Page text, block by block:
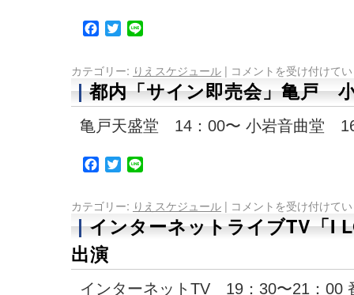
Facebook
Twitter
カテゴリー: りえスケジュール | コメントを受け付けて
都内「サイン即売会」亀戸
亀戸天盛堂 14：00〜 小岩音曲堂
Facebook
Twitter
カテゴリー: りえスケジュール | コメントを受け付けて
インターネットライブTV「I
出演
インターネットTV 19：30〜21：